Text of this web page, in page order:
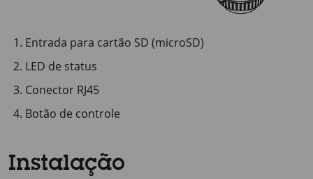
Entrada para cartão SD (microSD)
LED de status
Conector RJ45
Botão de controle
Instalação